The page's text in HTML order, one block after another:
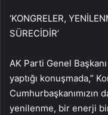
‘KONGRELER,
SÜRECİDİR’
AK Parti Genel Başkanı
yaptığı konuşmada,”
yenilenme, bir enerji